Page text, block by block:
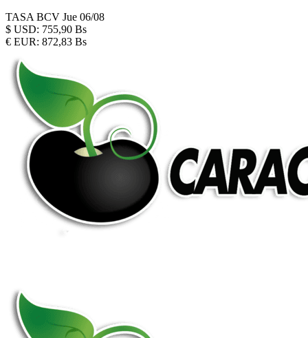
TASA BCV Jue 06/08
$ USD: 755,90 Bs
€ EUR: 872,83 Bs